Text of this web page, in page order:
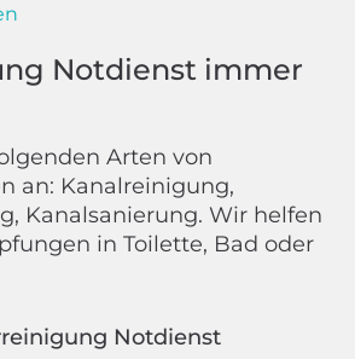
Notdienst immer
Arten von
an: Kanalreinigung,
Kanalsanierung. Wir helfen
in Toilette, Bad oder
Notdienst